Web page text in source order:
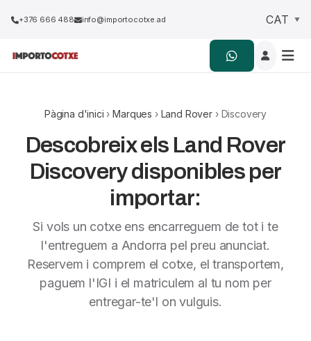
+376 666 488 info@importocotxe.ad
Pàgina d'inici ›Marques › Land Rover › Discovery
Descobreix els Land Rover
Discovery disponibles per
importar:
Si vols un cotxe ens encarreguem de tot i te
l'entreguem a Andorra pel preu anunciat.
Reservem i comprem el cotxe, el transportem,
paguem l'IGI i el matriculem al tu nom per
entregar-te'l on vulguis.